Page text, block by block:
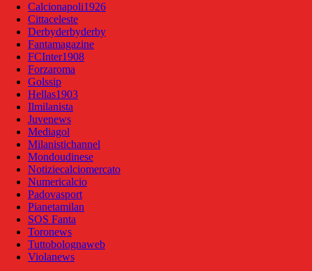
Calcionapoli1926
Cittaceleste
Derbyderbyderby
Fantamagazine
FCInter1908
Forzaroma
Golssip
Hellas1903
Ilmilanista
Juvenews
Mediagol
Milanistichannel
Mondoudinese
Notiziecalciomercato
Numericalcio
Padovasport
Pianetamilan
SOS Fanta
Toronews
Tuttobolognaweb
Violanews